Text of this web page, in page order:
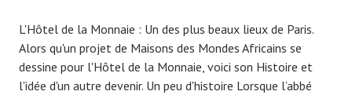
r
a
d
m
L'Hôtel de la Monnaie : Un des plus beaux lieux de Paris.
Alors qu'un projet de Maisons des Mondes Africains se
dessine pour l'Hôtel de la Monnaie, voici son Histoire et
l'idée d'un autre devenir. Un peu d'histoire Lorsque l’abbé